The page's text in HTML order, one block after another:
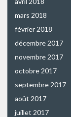
mars 2018
février 2018
décembre 2017
novembre 2017
octobre 2017
septembre 2017
août 2017
juillet 2017